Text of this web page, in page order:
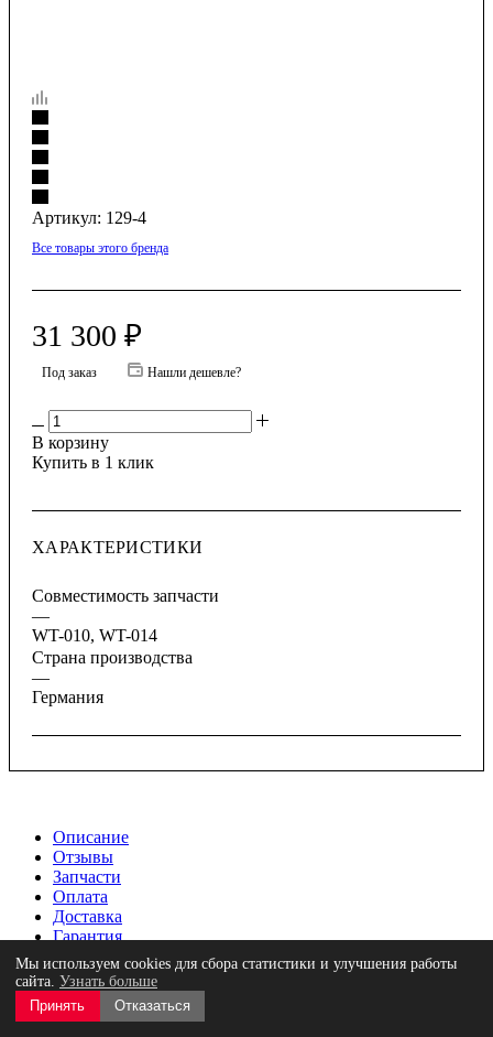
Артикул: 129-4
Все товары этого бренда
31 300 ₽
Под заказ Нашли дешевле?
В корзину
Купить в 1 клик
ХАРАКТЕРИСТИКИ
Совместимость запчасти
—
WT-010, WT-014
Страна производства
—
Германия
Описание
Отзывы
Запчасти
Оплата
Доставка
Гарантия
Съемник шаровых опор рычажного типа 40 мм, диапазон
рычага 85 мм, максимальный момент силы 125 Нм,
максимально допустимая нагрузка 15 тонн, для шарниров
Мы используем cookies для сбора статистики и улучшения работы
сайта. Узнать больше
Принять
Отказаться